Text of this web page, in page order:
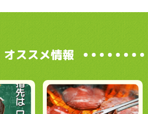
オススメ情報